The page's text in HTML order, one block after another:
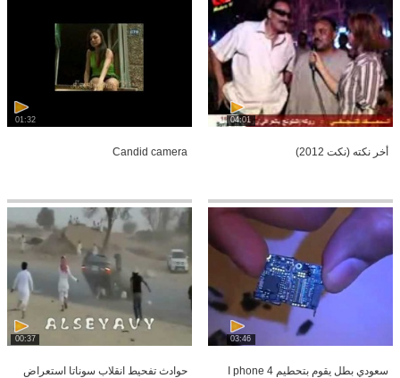
04:01
أخر نكته (نكت 2012)
01:32
Candid camera
03:46
سعودي بطل يقوم بتحطيم I phone 4
00:37
حوادث تفحيط انقلاب سوناتا استعراض